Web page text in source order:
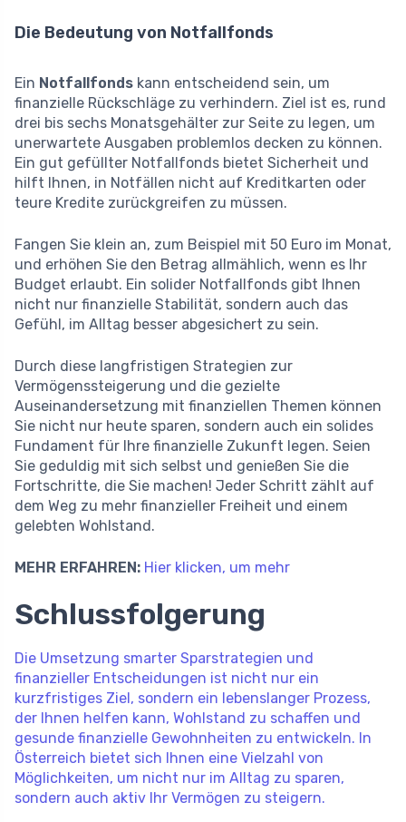
Die Bedeutung von Notfallfonds
Ein Notfallfonds kann entscheidend sein, um
finanzielle Rückschläge zu verhindern. Ziel ist es, rund
drei bis sechs Monatsgehälter zur Seite zu legen, um
unerwartete Ausgaben problemlos decken zu können.
Ein gut gefüllter Notfallfonds bietet Sicherheit und
hilft Ihnen, in Notfällen nicht auf Kreditkarten oder
teure Kredite zurückgreifen zu müssen.
Fangen Sie klein an, zum Beispiel mit 50 Euro im Monat,
und erhöhen Sie den Betrag allmählich, wenn es Ihr
Budget erlaubt. Ein solider Notfallfonds gibt Ihnen
nicht nur finanzielle Stabilität, sondern auch das
Gefühl, im Alltag besser abgesichert zu sein.
Durch diese langfristigen Strategien zur
Vermögenssteigerung und die gezielte
Auseinandersetzung mit finanziellen Themen können
Sie nicht nur heute sparen, sondern auch ein solides
Fundament für Ihre finanzielle Zukunft legen. Seien
Sie geduldig mit sich selbst und genießen Sie die
Fortschritte, die Sie machen! Jeder Schritt zählt auf
dem Weg zu mehr finanzieller Freiheit und einem
gelebten Wohlstand.
MEHR ERFAHREN: Hier klicken, um mehr
Schlussfolgerung
Die Umsetzung smarter Sparstrategien und
finanzieller Entscheidungen ist nicht nur ein
kurzfristiges Ziel, sondern ein lebenslanger Prozess,
der Ihnen helfen kann, Wohlstand zu schaffen und
gesunde finanzielle Gewohnheiten zu entwickeln. In
Österreich bietet sich Ihnen eine Vielzahl von
Möglichkeiten, um nicht nur im Alltag zu sparen,
sondern auch aktiv Ihr Vermögen zu steigern.